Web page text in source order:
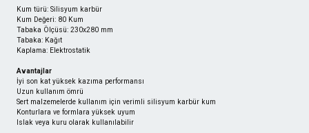
Kum türü: Silisyum karbür
Kum Değeri: 80 Kum
Tabaka Ölçüsü: 230x280 mm
Tabaka: Kağıt
Kaplama: Elektrostatik
Avantajlar
İyi son kat yüksek kazıma performansı
Uzun kullanım ömrü
Sert malzemelerde kullanım için verimli silisyum karbür kum
Konturlara ve formlara yüksek uyum
Islak veya kuru olarak kullanılabilir